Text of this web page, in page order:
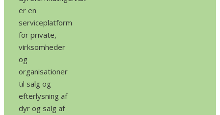
er en
serviceplatform
for private,
virksomheder
og
organisationer
til salg og
efterlysning af
dyr og salg af